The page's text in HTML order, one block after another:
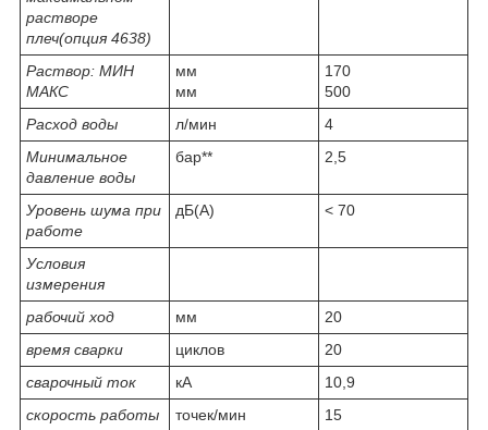
растворе
плеч(опция 4638)
Раствор: МИН
МАКС
мм
мм
170
500
Расход воды
л/мин
4
Минимальное
давление воды
бар** 2,5
Уровень шума при
работе
дБ(А) < 70
Условия
измерения
рабочий ход
мм
20
время сварки
циклов
20
сварочный ток
кА
10,9
скорость работы
точек/мин
15